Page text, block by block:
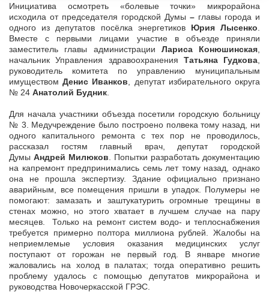
Инициатива осмотреть «болевые точки» микрорайона
исходила от председателя городской Думы – главы города и
одного из депутатов посёлка энергетиков Юрия Лысенко
Вместе с первыми лицами участие в объезде приняли
заместитель главы администрации Лариса Конюшинская
начальник Управления здравоохранения Татьяна Гудкова
руководитель комитета по управлению муниципальным
имуществомДенис Иванков , депутат избирательного округа
№ 24 Анатолий Будник
Для начала участники объезда посетили городскую больницу
№ 3. Медучреждение было построено полвека тому назад, ни
одного капитального ремонта с тех пор не проводилось,
рассказал гостям главный врач, депутат городской
Думы Андрей Милюков . Попытки разработать документацию
на капремонт предпринимались семь лет тому назад, однако
она не прошла экспертизу. Здание официально признано
аварийным, все помещения пришли в упадок. Полумеры не
помогают: замазать и заштукатурить огромные трещины в
стенах можно, но этого хватает в лучшем случае на пару
месяцев. Только на ремонт систем водо- и теплоснабжения
требуется примерно полтора миллиона рублей. Жалобы на
неприемлемые условия оказания медицинских услуг
поступают от горожан не первый год. В январе многие
жаловались на холод в палатах; тогда оперативно решить
проблему удалось с помощью депутатов микрорайона и
руководства Новочеркасской ГРЭС.